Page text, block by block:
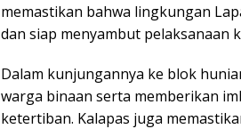
memastikan bahwa lingkungan
dan siap menyambut pelaksanaan
Dalam kunjungannya ke blok
warga binaan serta memberikan
ketertiban. Kalapas juga